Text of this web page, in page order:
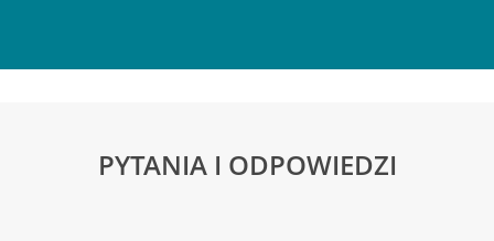
PYTANIA I ODPOWIEDZI